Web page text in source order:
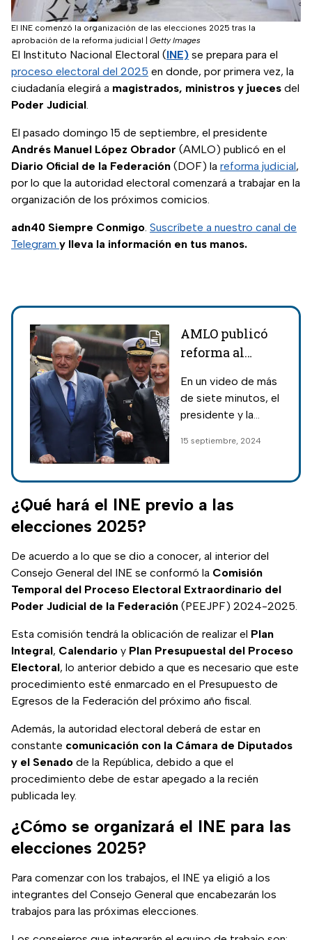
El INE comenzó la organización de las elecciones 2025 tras la
aprobación de la reforma judicial
Getty Images
El Instituto Nacional Electoral (INE) se prepara para el
proceso electoral del 2025 en donde, por primera vez, la
ciudadanía elegirá a magistrados, ministros y jueces del
Poder Judicial.
El pasado domingo 15 de septiembre, el presidente
Andrés Manuel López Obrador (AMLO) publicó en el
Diario Oficial de la Federación (DOF) la reforma judicial,
por lo que la autoridad electoral comenzará a trabajar en la
organización de los próximos comicios.
adn40 Siempre Conmigo. Suscríbete a nuestro canal de
Telegram y lleva la información en tus manos.
AMLO publicó
reforma al
en el DOF
En un video de más
de siete minutos, el
presidente y la
Claudia Sheinbaum,
publicación de la
controversial
reforma al Poder
15 septiembre, 2024
¿Qué hará el INE previo a las
elecciones 2025?
De acuerdo a lo que se dio a conocer, al interior del
Consejo General del INE se conformó la Comisión
Temporal del Proceso Electoral Extraordinario del
Poder Judicial de la Federación (PEEJPF) 2024-2025.
Esta comisión tendrá la oblicación de realizar el Plan
Integral, Calendario y Plan Presupuestal del Proceso
Electoral, lo anterior debido a que es necesario que este
procedimiento esté enmarcado en el Presupuesto de
Egresos de la Federación del próximo año fiscal.
Además, la autoridad electoral deberá de estar en
constante comunicación con la Cámara de Diputados
y el Senado de la República, debido a que el
procedimiento debe de estar apegado a la recién
publicada ley.
¿Cómo se organizará el INE para las
elecciones 2025?
Para comenzar con los trabajos, el INE ya eligió a los
integrantes del Consejo General que encabezarán los
trabajos para las próximas elecciones.